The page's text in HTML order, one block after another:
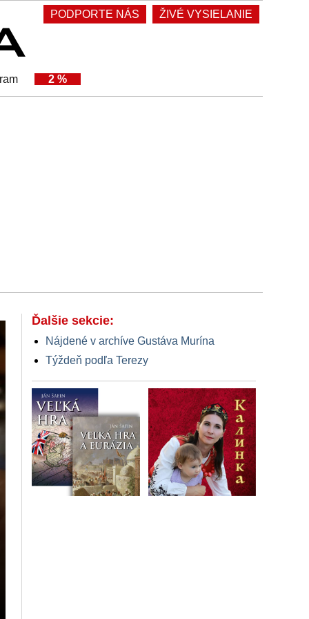
PODPORTE NÁS ŽIVÉ VYSIELANIE
2 %
Ďalšie sekcie:
Nájdené v archíve Gustáva Murína
Týždeň podľa Terezy